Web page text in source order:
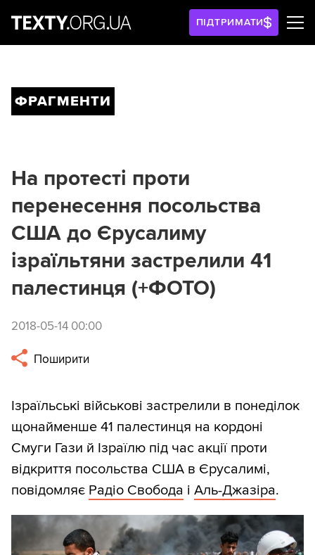
ПІДТРИМАТИ
ФРАГМЕНТИ
На протесті проти
перенесення посольства
США до Єрусалиму
ізраїльтяни застрелили 41
палестинця (+ФОТО)
2018-05-14 00:00
Поширити
Ізраїльські військові застрелили в понеділок
щонайменше 41 палестинця на кордоні
Смуги Гази й Ізраїлю під час акції проти
відкриття посольства США в Єрусалимі,
повідомляє Радіо Свобода і Аль-Джазіра.